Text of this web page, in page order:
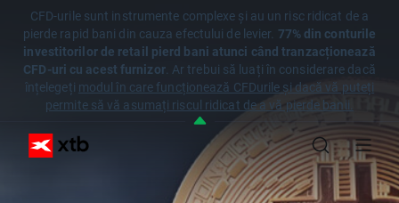
CFD-urile sunt instrumente complexe și au un risc ridicat de a
pierde rapid bani din cauza efectului de levier. 77% din conturile
investitorilor de retail pierd bani atunci când tranzacționează
CFD-uri cu acest furnizor. Ar trebui să luați în considerare dacă
înțelegeți modul în care funcționează CFDurile și dacă vă puteți
permite să vă asumați riscul ridicat de a vă pierde banii.